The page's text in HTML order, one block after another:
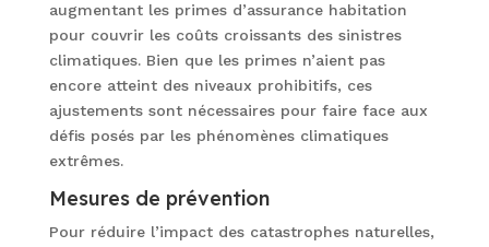
augmentant les primes d’assurance habitation
pour couvrir les coûts croissants des sinistres
climatiques. Bien que les primes n’aient pas
encore atteint des niveaux prohibitifs, ces
ajustements sont nécessaires pour faire face aux
défis posés par les phénomènes climatiques
extrêmes.
Mesures de prévention
Pour réduire l’impact des catastrophes naturelles,